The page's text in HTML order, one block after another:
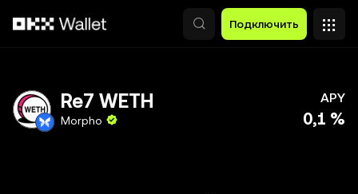
Подключить
Re7 WETH
Morpho
APY
0,1 %